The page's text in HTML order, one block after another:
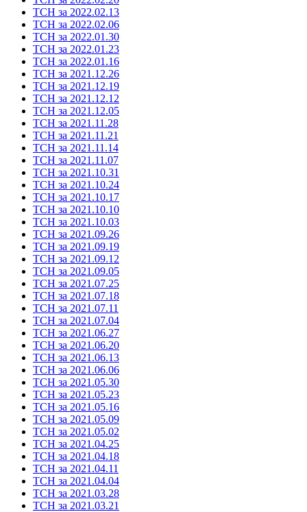
ТСН за 2022.02.13
ТСН за 2022.02.06
ТСН за 2022.01.30
ТСН за 2022.01.23
ТСН за 2022.01.16
ТСН за 2021.12.26
ТСН за 2021.12.19
ТСН за 2021.12.12
ТСН за 2021.12.05
ТСН за 2021.11.28
ТСН за 2021.11.21
ТСН за 2021.11.14
ТСН за 2021.11.07
ТСН за 2021.10.31
ТСН за 2021.10.24
ТСН за 2021.10.17
ТСН за 2021.10.10
ТСН за 2021.10.03
ТСН за 2021.09.26
ТСН за 2021.09.19
ТСН за 2021.09.12
ТСН за 2021.09.05
ТСН за 2021.07.25
ТСН за 2021.07.18
ТСН за 2021.07.11
ТСН за 2021.07.04
ТСН за 2021.06.27
ТСН за 2021.06.20
ТСН за 2021.06.13
ТСН за 2021.06.06
ТСН за 2021.05.30
ТСН за 2021.05.23
ТСН за 2021.05.16
ТСН за 2021.05.09
ТСН за 2021.05.02
ТСН за 2021.04.25
ТСН за 2021.04.18
ТСН за 2021.04.11
ТСН за 2021.04.04
ТСН за 2021.03.28
ТСН за 2021.03.21